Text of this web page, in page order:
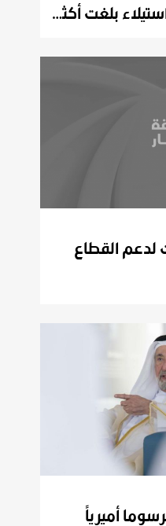
دولية قاموا بعمليات استيلاء بلغت أكثر من 3 ملايين درهم
لدعم القطاع
أميرياً